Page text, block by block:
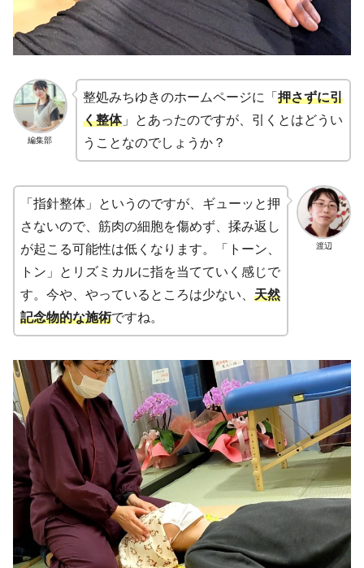
編集部
整処みちゆきのホームページに「 押さずに引
く整体」とあったのですが、引くとはどうい
うことなのでしょうか？
渡辺
「指針整体」というのですが、ギューッと押
さないので、筋肉の細胞を傷めず、揉み返し
が起こる可能性は低くなります。「トーン、
トン」とリズミカルに指を当てていく感じで
す。今や、やっているところは少ない、 天然
記念物的な施術ですね。